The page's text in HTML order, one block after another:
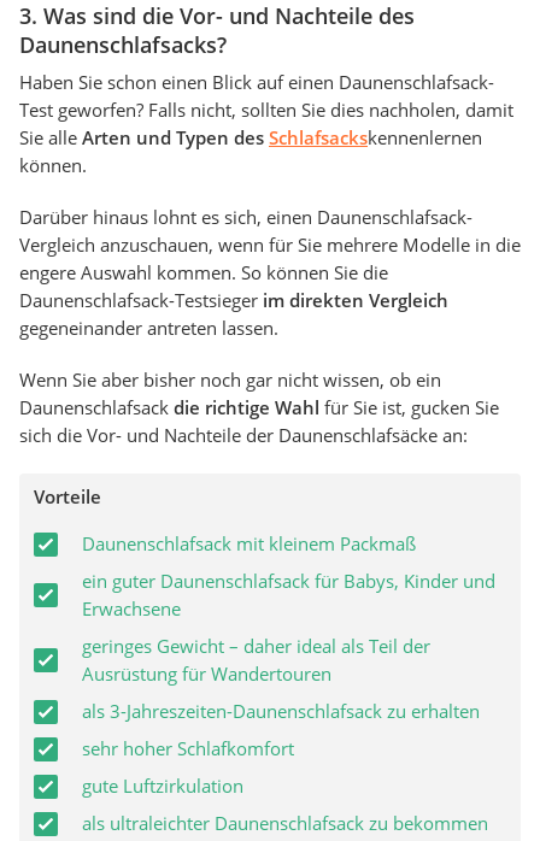
3. Was sind die Vor- und Nachteile des
Daunenschlafsacks?
Haben Sie schon einen Blick auf einen Daunenschlafsack-
Test geworfen? Falls nicht, sollten Sie dies nachholen, damit
Sie alle Arten und Typen des Schlafsackskennenlernen
können.
Darüber hinaus lohnt es sich, einen Daunenschlafsack-
Vergleich anzuschauen, wenn für Sie mehrere Modelle in die
engere Auswahl kommen. So können Sie die
Daunenschlafsack-Testsieger im direkten Vergleich
gegeneinander antreten lassen.
Wenn Sie aber bisher noch gar nicht wissen, ob ein
Daunenschlafsack die richtige Wahl für Sie ist, gucken Sie
sich die Vor- und Nachteile der Daunenschlafsäcke an:
Vorteile
Daunenschlafsack mit kleinem Packmaß
ein guter Daunenschlafsack für Babys, Kinder und
Erwachsene
geringes Gewicht – daher ideal als Teil der
Ausrüstung für Wandertouren
als 3-Jahreszeiten-Daunenschlafsack zu erhalten
sehr hoher Schlafkomfort
gute Luftzirkulation
als ultraleichter Daunenschlafsack zu bekommen